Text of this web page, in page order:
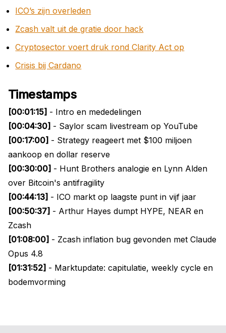
ICO’s zijn overleden
Zcash valt uit de gratie door hack
Cryptosector voert druk rond Clarity Act op
Crisis bij Cardano
Timestamps
[00:01:15] - Intro en mededelingen
[00:04:30] - Saylor scam livestream op YouTube
[00:17:00] - Strategy reageert met $100 miljoen
aankoop en dollar reserve
[00:30:00] - Hunt Brothers analogie en Lynn Alden
over Bitcoin's antifragility
[00:44:13] - ICO markt op laagste punt in vijf jaar
[00:50:37] - Arthur Hayes dumpt HYPE, NEAR en
Zcash
[01:08:00] - Zcash inflation bug gevonden met Claude
Opus 4.8
[01:31:52] - Marktupdate: capitulatie, weekly cycle en
bodemvorming